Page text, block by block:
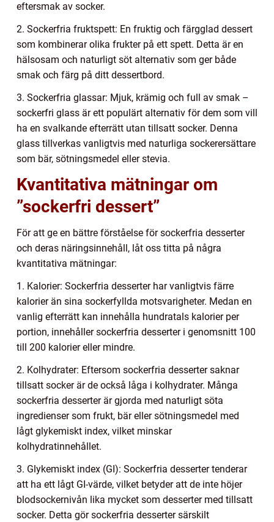
eftersmak av socker.
2. Sockerfria fruktspett: En fruktig och färgglad dessert
som kombinerar olika frukter på ett spett. Detta är en
hälsosam och naturligt söt alternativ som ger både
smak och färg på ditt dessertbord.
3. Sockerfria glassar: Mjuk, krämig och full av smak –
sockerfri glass är ett populärt alternativ för dem som vill
ha en svalkande efterrätt utan tillsatt socker. Denna
glass tillverkas vanligtvis med naturliga sockerersättare
som bär, sötningsmedel eller stevia.
Kvantitativa mätningar om
”sockerfri dessert”
För att ge en bättre förståelse för sockerfria desserter
och deras näringsinnehåll, låt oss titta på några
kvantitativa mätningar:
1. Kalorier: Sockerfria desserter har vanligtvis färre
kalorier än sina sockerfyllda motsvarigheter. Medan en
vanlig efterrätt kan innehålla hundratals kalorier per
portion, innehåller sockerfria desserter i genomsnitt 100
till 200 kalorier eller mindre.
2. Kolhydrater: Eftersom sockerfria desserter saknar
tillsatt socker är de också låga i kolhydrater. Många
sockerfria desserter är gjorda med naturligt söta
ingredienser som frukt, bär eller sötningsmedel med
lågt glykemiskt index, vilket minskar
kolhydratinnehållet.
3. Glykemiskt index (GI): Sockerfria desserter tenderar
att ha ett lågt GI-värde, vilket betyder att de inte höjer
blodsockernivån lika mycket som desserter med tillsatt
socker. Detta gör sockerfria desserter särskilt